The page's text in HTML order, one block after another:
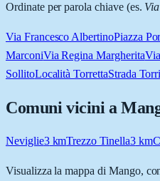
Ordinate per parola chiave (es.
Via Francesco AlbertinoPiazza
MarconiVia Regina Margherita
SollitoLocalità TorrettaStrada
Comuni vicini a
Neviglie3kmTrezzo Tinella3km
Visualizza la mappa di Mango,